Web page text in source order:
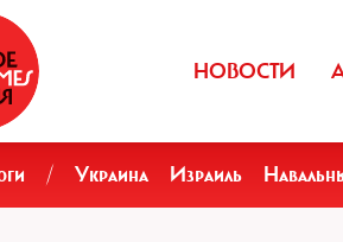
НОВОСТИ
/ Украина Израиль